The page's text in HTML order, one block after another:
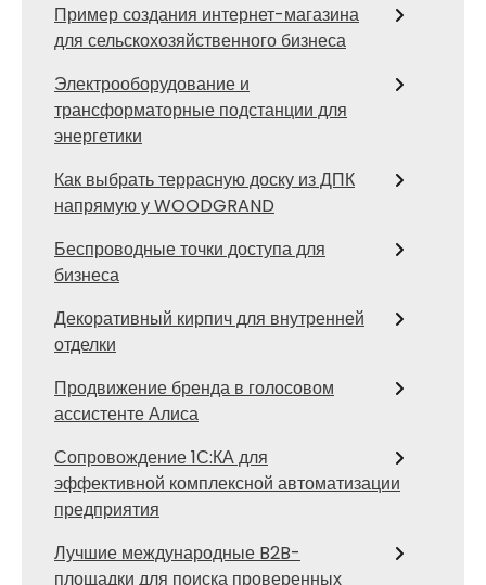
Пример создания интернет-магазина
для сельскохозяйственного бизнеса
Электрооборудование и
трансформаторные подстанции для
энергетики
Как выбрать террасную доску из ДПК
напрямую у WOODGRAND
Беспроводные точки доступа для
бизнеса
Декоративный кирпич для внутренней
отделки
Продвижение бренда в голосовом
ассистенте Алиса
Сопровождение 1С:КА для
эффективной комплексной автоматизации
предприятия
Лучшие международные B2B-
площадки для поиска проверенных